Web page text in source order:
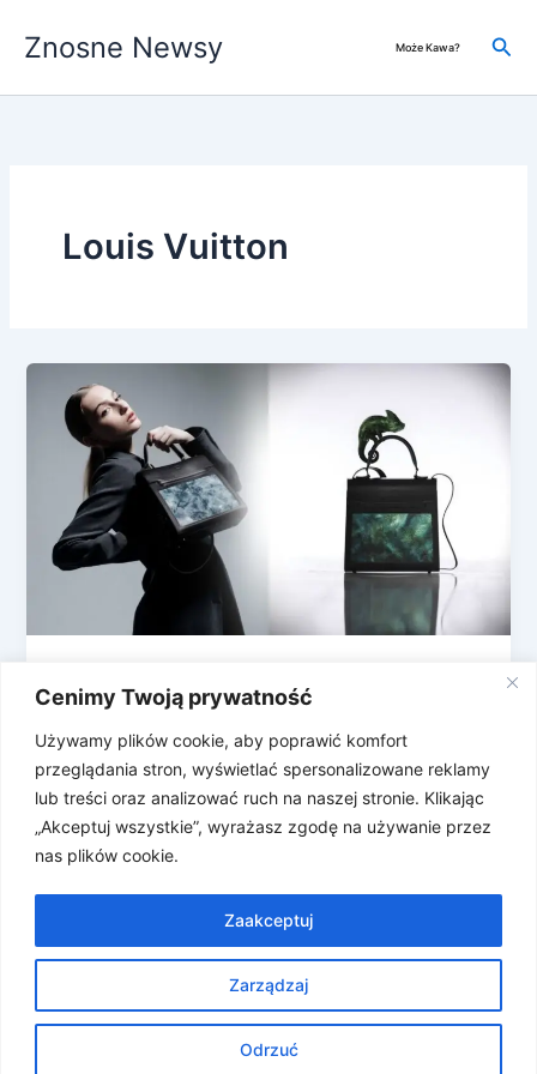
Cenimy Twoją prywatność
Używamy plików cookie, aby poprawić komfort
przeglądania stron, wyświetlać spersonalizowane reklamy
lub treści oraz analizować ruch na naszej stronie. Klikając
„Akceptuj wszystkie”, wyrażasz zgodę na używanie przez
nas plików cookie.
Zarządzaj
Odrzuć
Zaakceptuj
Znosne Newsy Może Kawa?
Louis Vuitton
Smart Bag Infinity
Francuska firma Peuty postanowiła połączyć świat
mody, elektroniki i… wewnętrznego kryzysu
tożsamości. Prezentują pierwszą torebkę, która
zmienia kolory i wzory […]
Prawa autorskie © 2026 Znosne Newsy | Obsługiwane przez
Motyw Astra WordPress